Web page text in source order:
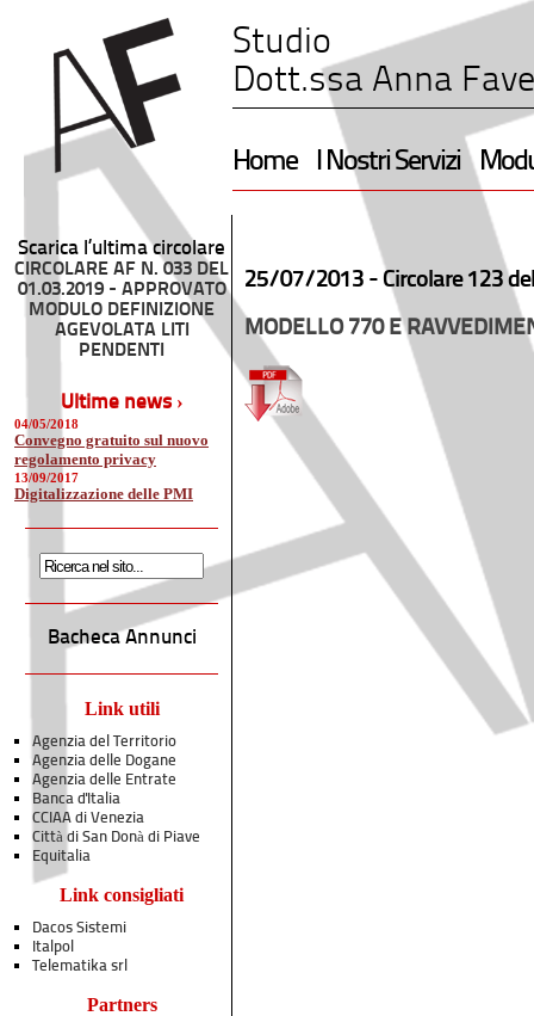
Studio
Dott.ssa Anna
Home I Nostri Servizi
Scarica l’ultima circolare
CIRCOLARE AF N. 033 DEL
01.03.2019 - APPROVATO
MODULO DEFINIZIONE
AGEVOLATA LITI
PENDENTI
Ultime news ›
04/05/2018
Convegno gratuito sul nuovo
regolamento privacy
13/09/2017
Digitalizzazione delle PMI
Bacheca Annunci
Link utili
Agenzia del Territorio
Agenzia delle Dogane
Agenzia delle Entrate
Banca d'Italia
CCIAA di Venezia
Città di San Donà di Piave
Equitalia
Link consigliati
Dacos Sistemi
Italpol
Telematika srl
Partners
25/07/2013 - Circolare 123
MODELLO 770 E